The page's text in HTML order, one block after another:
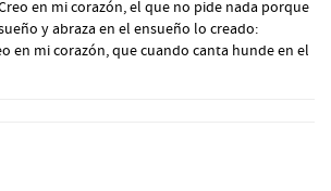
en mi corazón, el que no pide nada porque
y abraza en el ensueño lo creado:
en mi corazón, que cuando canta hunde en el